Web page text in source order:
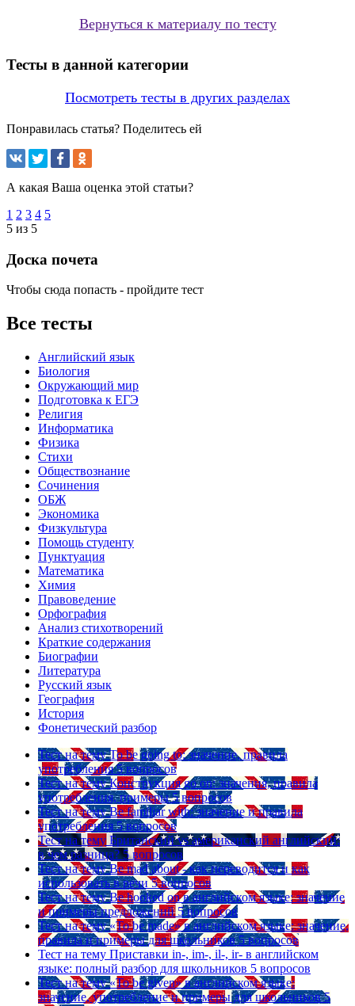
Вернуться к материалу по тесту
Тесты в данной категории
Посмотреть тесты в других разделах
Понравилась статья? Поделитесь ей
А какая Ваша оценка этой статьи?
1 2 3 4 5
5 из 5
Доска почета
Чтобы сюда попасть - пройдите тест
Все тесты
Английский язык
Биология
Окружающий мир
Подготовка к ЕГЭ
Религия
Информатика
Физика
Стихи
Обществознание
Сочинения
ОБЖ
Экономика
Физкультура
Помощь студенту
Пунктуация
Математика
Химия
Правоведение
Орфография
Анализ стихотворений
Краткие содержания
Биографии
Литература
Русский язык
География
История
Фонетический разбор
Тест на тему To be going to: значение, правила
употребления 5 вопросов
Тест на тему Конструкция go on: значения, правила
употребления, примеры 5 вопросов
Тест на тему Be familiar with: значение и правила
употребления 5 вопросов
Тест на тему Британский vs американский английский:
в чем разница? 5 вопросов
Тест на тему Be mad about - как переводится и как
использовать в речи 5 вопросов
Тест на тему Be hooked on в английском языке: значение
и примеры предложений 5 вопросов
Тест на тему «To be made» в английском языке: значение,
правила и примеры для школьников 5 вопросов
Тест на тему Приставки in-, im-, il-, ir- в английском
языке: полный разбор для школьников 5 вопросов
Тест на тему «To be given» в английском языке:
значение, употребление и примеры для школьников 5